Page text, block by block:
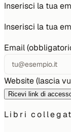
Inserisci la tua
Inserisci la tua
Email
Website (lascia
Ricevi link di
Libri